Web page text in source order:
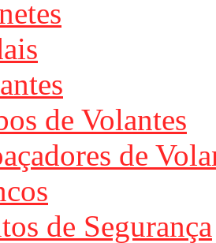
de Volantes
de
de Segurança